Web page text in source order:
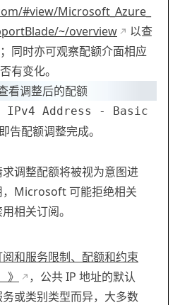
#view/Microsoft_Azure_
~/overview
以查
同时亦可观察配额介面相应
有变化。
IPv4 Address - Basic
告配额调整完成。
调整配额将被视为意图进
，Microsoft 可能拒绝相关
相关订阅。
阅和服务限制、配额和约束
》
，公共 IP 地址的默认
或类别类型而异，大多数